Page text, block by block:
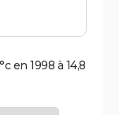
en 1998 à 14,8